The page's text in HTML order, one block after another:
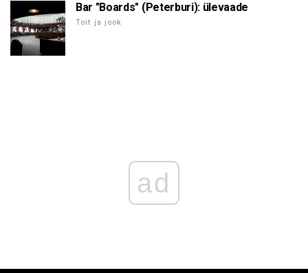
Bar "Boards" (Peterburi): ülevaade
Toit ja jook
ad